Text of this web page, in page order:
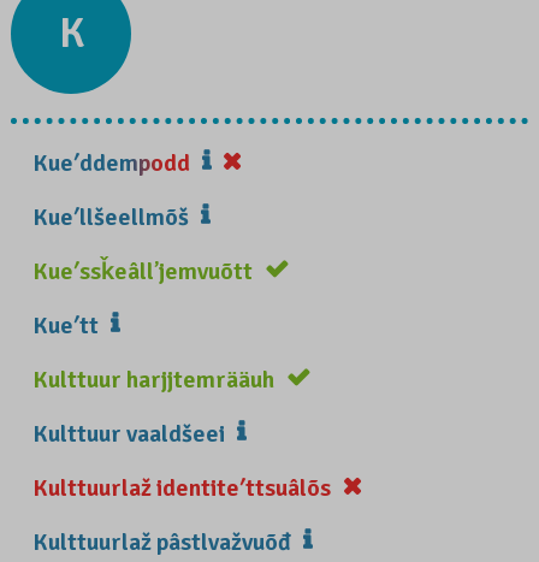
K
Kueʹddempodd
Kueʹllšeellmõš
Kueʹssǩeâllʼjemvuõtt
Kueʹtt
Kulttuur harjjtemrääuh
Kulttuur vaaldšeei
Kulttuurlaž identiteʹttsuâlõs
Kulttuurlaž pâstlvažvuõđ